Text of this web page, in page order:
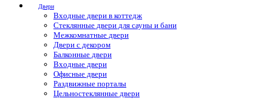
Двери
Входные двери в коттедж
Стеклянные двери для сауны и бани
Межкомнатные двери
Двери с декором
Балконные двери
Входные двери
Офисные двери
Раздвижные порталы
Цельностеклянные двери